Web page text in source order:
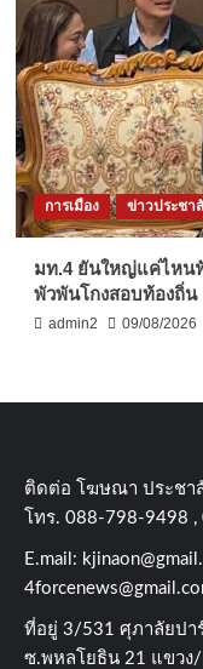
การเมือง ข่าวประชา
มท.4 ยันใหญ่แค่ไหน
พัวพันโกงสอบท้องถิ่
admin2 09/08/2026
ติดต่อ​ โฆษณา​ ประชา
โทร​. 088-798-9498
E.mail:
ที่อยู่​ 3/531​ ศุภาลัยปา
ซ.พหลโยธิน​ 21​ แขวง/